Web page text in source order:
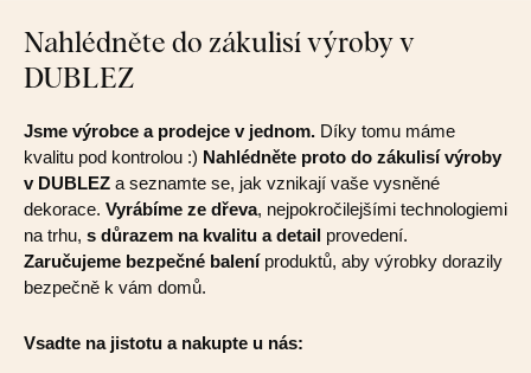
Nahlédněte do zákulisí výroby v
DUBLEZ
Jsme výrobce a prodejce v jednom. Díky tomu máme
kvalitu pod kontrolou :) Nahlédněte proto do zákulisí výroby
v DUBLEZ a seznamte se, jak vznikají vaše vysněné
dekorace. Vyrábíme ze dřeva, nejpokročilejšími technologiemi
na trhu, s důrazem na kvalitu a detail provedení.
Zaručujeme bezpečné baleníproduktů, aby výrobky dorazily
bezpečně k vám domů.
Vsadte na jistotu a nakupte u nás: